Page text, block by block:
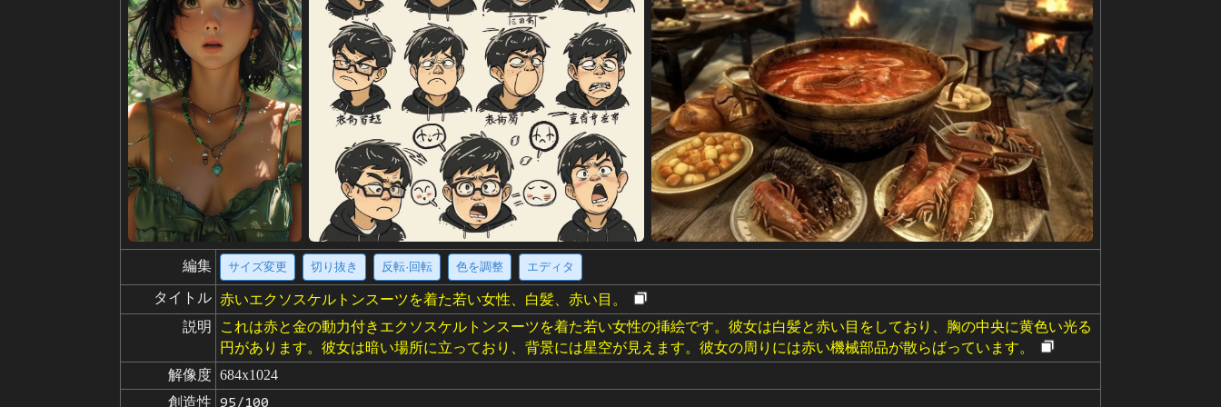
編集 サイズ変更 切り抜き 反転·回転 色を調整 エディタ
タイトル 赤いエクソスケルトンスーツを着た若い女性、白髪、赤い目。
説明
これは赤と金の動力付きエクソスケルトンスーツを着た若い女性の挿絵です。彼女は白髪と赤い目をしており、胸の中央に黄色い光る
円があります。彼女は暗い場所に立っており、背景には星空が見えます。彼女の周りには赤い機械部品が散らばっています。
解像度 684x1024
創造性
95/100